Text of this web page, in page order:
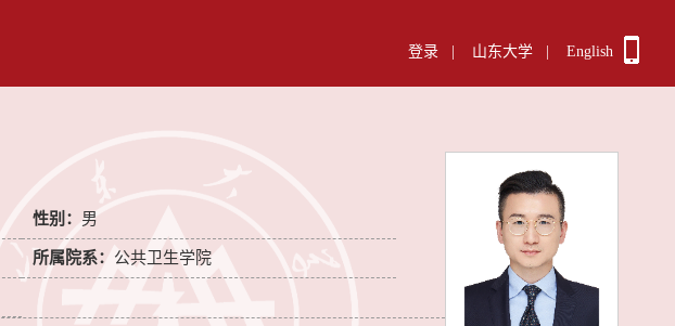
登录 山东大学 English
性别： 男
所属院系： 公共卫生学院